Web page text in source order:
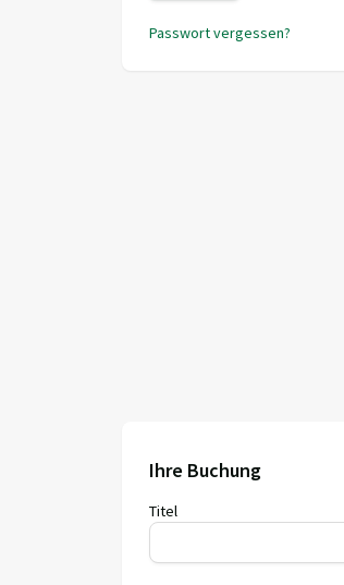
Passwort vergessen?
Ihre Buchung
Titel